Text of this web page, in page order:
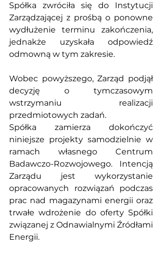
Spółka zwróciła się do Instytucji
Zarządzającej z prośbą o ponowne
wydłużenie terminu zakończenia,
jednakże uzyskała odpowiedź
odmowną w tym zakresie.
Wobec powyższego, Zarząd podjął
decyzję o tymczasowym
wstrzymaniu realizacji
przedmiotowych zadań.
Spółka zamierza dokończyć
niniejsze projekty samodzielnie w
ramach własnego Centrum
Badawczo-Rozwojowego. Intencją
Zarządu jest wykorzystanie
opracowanych rozwiązań podczas
prac nad magazynami energii oraz
trwałe wdrożenie do oferty Spółki
związanej z Odnawialnymi Źródłami
Energii.